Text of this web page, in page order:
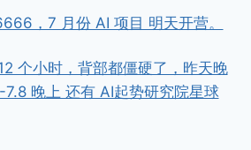
，7 月份 AI 项目 明天开营。
个小时，背部都僵硬了，昨天晚
7.8 晚上 还有 AI起势研究院星球